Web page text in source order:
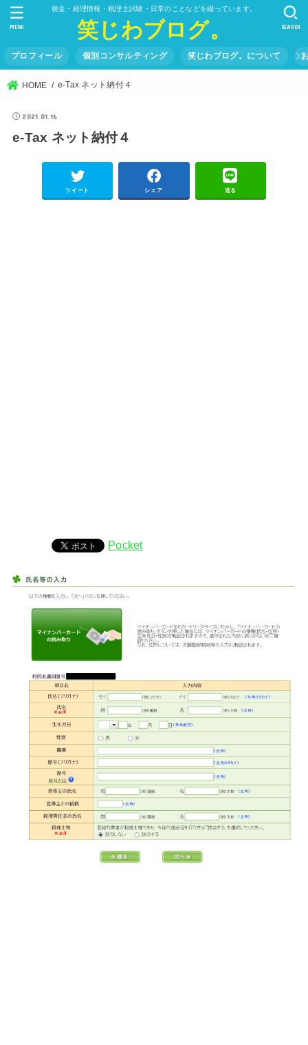
税金・経理情報・税理士試験・日常のことなどを綴っています。
笑じわブログ。
プロフィール 個別コンサルティング 笑じわブログ。について
SEARCH
MENU
HOME e-Tax ネット納付４
2021.01.16
e-Tax ネット納付４
ツイート シェア 送る
Pocket